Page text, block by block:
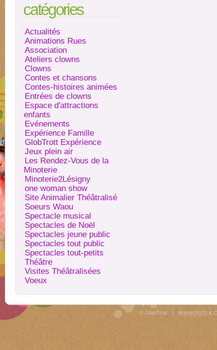
catégories
Actualités
Animations Rues
Association
Ateliers clowns
Clowns
Contes et chansons
Contes-histoires animées
Entrées de clowns
Espace d'attractions
enfants
Evénements
Expérience Famille
GlobTrott Expérience
Jeux plein air
Les Rendez-Vous de la
Minoterie
Minoterie2Lésigny
one woman show
Site Animalier Théâtralisé
Soeurs Waou
Spectacle musical
Spectacles de Noël
Spectacles jeune public
Spectacles tout public
Spectacles tout-petits
Théâtre
Visites Théâtralisées
Voeux
© GlobTrott. Article(RSS) &